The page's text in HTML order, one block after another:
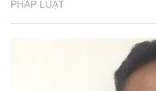
PHÁP LUẬT